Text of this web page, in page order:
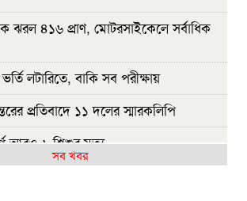
ঝরল ৪১৬ প্রাণ, মোটরসাইকেলে সর্বাধিক
লটারিতে, বাকি সব পরীক্ষায়
প্রতিবাদে ১১ দলের স্মারকলিপি
আরও ৬ শিশুর মৃত্যু
সব খবর